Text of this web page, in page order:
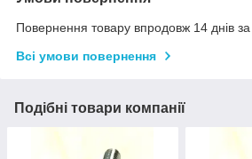
Повернення товару впродовж 14 днів
Всі умови повернення
Подібні товари компанії